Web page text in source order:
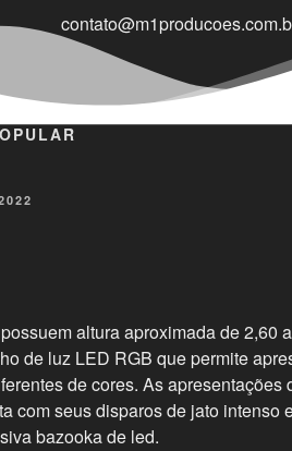
altura aproximada de 2,60
de luz LED RGB que permite
de cores. As apresentações
com seus disparos de jato intenso
bazooka de led.